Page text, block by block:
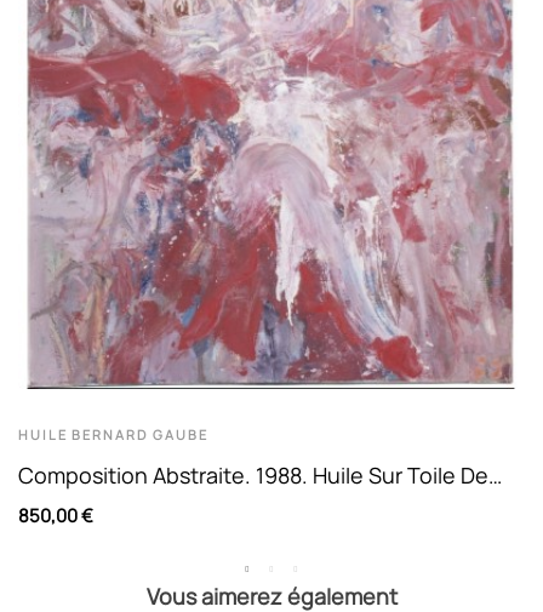
HUILE BERNARD GAUBE
Composition Abstraite. 1988. Huile Sur Toile De
Bernard Gaube
850,00 €
Vous aimerez également